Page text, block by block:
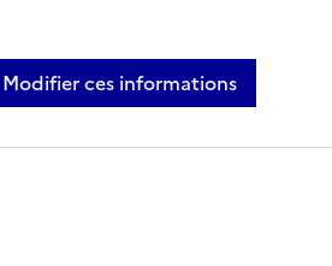
Modifier ces informations